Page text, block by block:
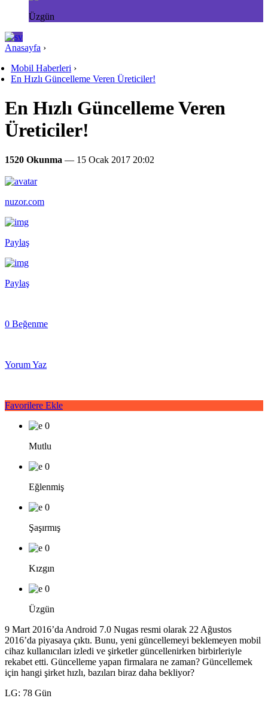
Üzgün
Anasayfa ›
Mobil Haberleri ›
En Hızlı Güncelleme Veren Üreticiler!
En Hızlı Güncelleme Veren
Üreticiler!
1520 Okunma — 15 Ocak 2017 20:02
nuzor.com
Paylaş
Paylaş
0 Beğenme
Yorum Yaz
Favorilere Ekle
0
Mutlu
0
Eğlenmiş
0
Şaşırmış
0
Kızgın
0
Üzgün
9 Mart 2016’da Android 7.0 Nugas resmi olarak 22 Ağustos
2016’da piyasaya çıktı. Bunu, yeni güncellemeyi beklemeyen mobil
cihaz kullanıcıları izledi ve şirketler güncellenirken birbirleriyle
rekabet etti. Güncelleme yapan firmalara ne zaman? Güncellemek
için hangi şirket hızlı, bazıları biraz daha bekliyor?
LG: 78 Gün